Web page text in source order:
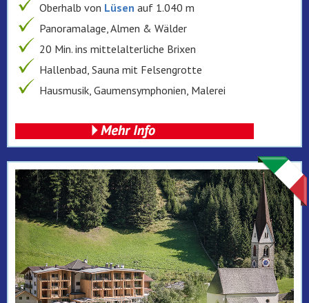
Oberhalb von Lüsen auf 1.040 m
Panoramalage, Almen & Wälder
20 Min. ins mittelalterliche Brixen
Hallenbad, Sauna mit Felsengrotte
Hausmusik, Gaumensymphonien, Malerei